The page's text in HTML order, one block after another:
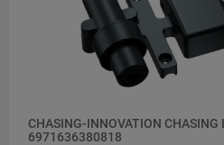
CHASING-INNOVATION CHASING
6971636380818